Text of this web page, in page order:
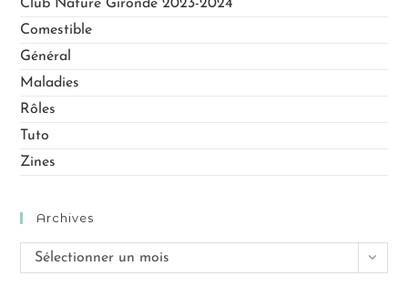
Club Nature Gironde 2023-2024
Comestible
Général
Maladies
Rôles
Tuto
Zines
Archives
Sélectionner un mois